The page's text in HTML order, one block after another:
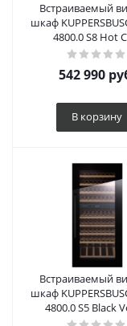
Встраиваемый
шкаф
4800.0 S8 Hot
542 990
В корзину
Встраиваемый
шкаф
4800.0 S5 Black